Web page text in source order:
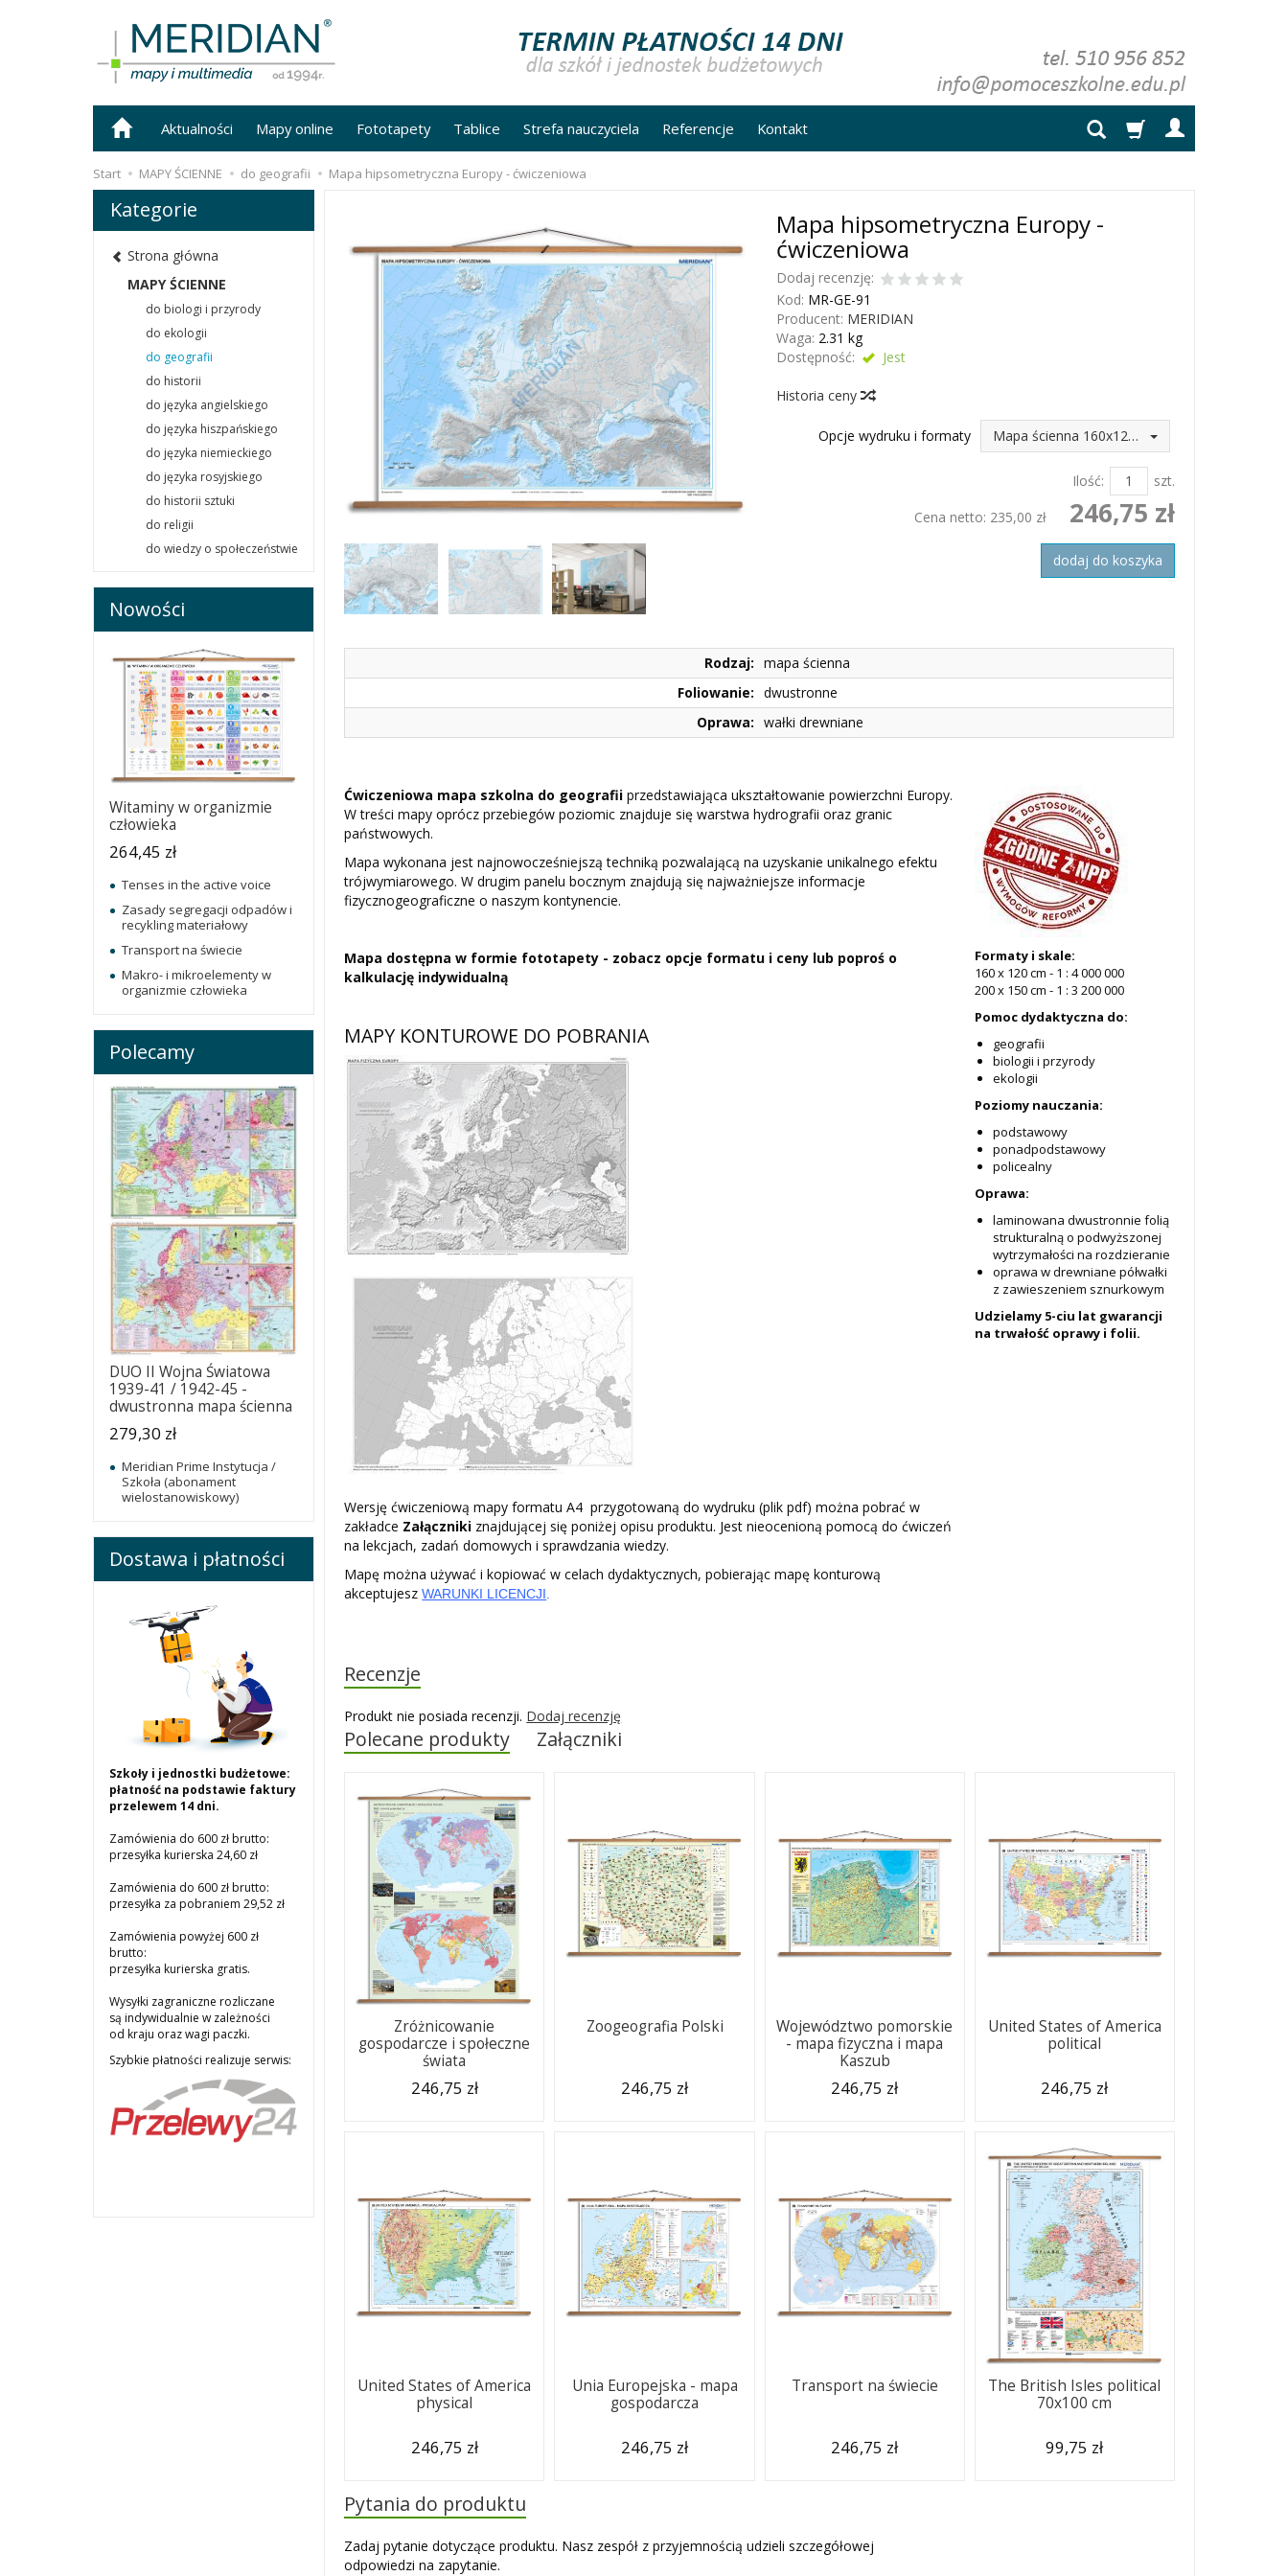
Aktualności Mapy online Fototapety Tablice Strefa nauczyciela Referencje Kontakt
Start MAPY ŚCIENNE do geografii Mapa hipsometryczna Europy - ćwiczeniowa
Mapa hipsometryczna Europy -
ćwiczeniowa
Dodaj recenzję:
Kod: MR-GE-91
Producent: MERIDIAN
Waga: 2.31 kg
Dostępność:
Jest
Historia ceny
Opcje wydruku i formaty Mapa ścienna 160x120 (246,75 zł)
Ilość:
szt.
Cena netto: 235,00 zł 246,75 zł
dodaj do koszyka
Rodzaj: mapa ścienna
Foliowanie: dwustronne
Oprawa: wałki drewniane
Ćwiczeniowa mapa szkolna do geografii przedstawiająca ukształtowanie powierzchni Europy.
W treści mapy oprócz przebiegów poziomic znajduje się warstwa hydrografii oraz granic
państwowych.
Mapa wykonana jest najnowocześniejszą techniką pozwalającą na uzyskanie unikalnego efektu
trójwymiarowego. W drugim panelu bocznym znajdują się najważniejsze informacje
fizycznogeograficzne o naszym kontynencie.
Mapa dostępna w formie fototapety - zobacz opcje formatu i ceny lub poproś o
kalkulację indywidualną
MAPY KONTUROWE DO POBRANIA
Wersję ćwiczeniową mapy formatu A4 przygotowaną do wydruku (plik pdf) można pobrać w
zakładce Załączniki znajdującej się poniżej opisu produktu. Jest nieocenioną pomocą do ćwiczeń
na lekcjach, zadań domowych i sprawdzania wiedzy.
Mapę można używać i kopiować w celach dydaktycznych, pobierając mapę konturową
akceptujeszWARUNKI LICENCJI
Formaty i skale:
160 x 120 cm - 1 : 4 000 000
200 x 150 cm - 1 : 3 200 000
Pomoc dydaktyczna do:
geografii
biologii i przyrody
ekologii
Poziomy nauczania:
podstawowy
ponadpodstawowy
policealny
Oprawa:
laminowana dwustronnie folią
strukturalną o podwyższonej
wytrzymałości na rozdzieranie
oprawa w drewniane półwałki
z zawieszeniem sznurkowym
Udzielamy 5-ciu lat gwarancji
na trwałość oprawy i folii.
Recenzje
Produkt nie posiada recenzji. Dodaj recenzję
Polecane produkty Załączniki
Zróżnicowanie
gospodarcze i społeczne
świata
246,75 zł
Zoogeografia Polski
246,75 zł
Województwo pomorskie
- mapa fizyczna i mapa
Kaszub
246,75 zł
United States of America
political
246,75 zł
United States of America
physical
246,75 zł
Unia Europejska - mapa
gospodarcza
246,75 zł
Transport na świecie
246,75 zł
The British Isles political
70x100 cm
99,75 zł
Pytania do produktu
Zadaj pytanie dotyczące produktu. Nasz zespół z przyjemnością udzieli szczegółowej
odpowiedzi na zapytanie.
Kategorie
Strona główna
MAPY ŚCIENNE
do biologi i przyrody
do ekologii
do geografii
do historii
do języka angielskiego
do języka hiszpańskiego
do języka niemieckiego
do języka rosyjskiego
do historii sztuki
do religii
do wiedzy o społeczeństwie
Nowości
Witaminy w organizmie
człowieka
264,45 zł
Tenses in the active voice
Zasady segregacji odpadów i
recykling materiałowy
Transport na świecie
Makro- i mikroelementy w
organizmie człowieka
Polecamy
DUO II Wojna Światowa
1939-41 / 1942-45 -
dwustronna mapa ścienna
279,30 zł
Meridian Prime Instytucja /
Szkoła (abonament
wielostanowiskowy)
Dostawa i płatności
Szkoły i jednostki budżetowe:
płatność na podstawie faktury
przelewem 14 dni.
Zamówienia do 600 zł brutto:
przesyłka kurierska 24,60 zł
Zamówienia do 600 zł brutto:
przesyłka za pobraniem 29,52 zł
Zamówienia powyżej 600 zł
brutto:
przesyłka kurierska gratis.
Wysyłki zagraniczne rozliczane
są indywidualnie w zależności
od kraju oraz wagi paczki.
Szybkie płatności realizuje serwis: